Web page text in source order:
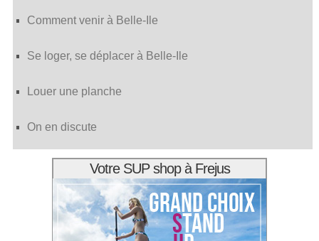
Comment venir à Belle-Ile
Se loger, se déplacer à Belle-Ile
Louer une planche
On en discute
Votre SUP shop à Frejus